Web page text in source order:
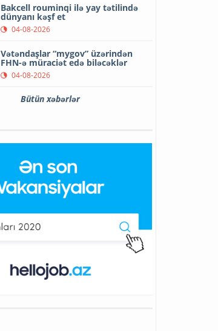
Bakcell rouminqi ilə yay tətilində
dünyanı kəşf et
04-08-2026
Vətəndaşlar “mygov” üzərindən
FHN-ə müraciət edə biləcəklər
04-08-2026
Bütün xəbərlər